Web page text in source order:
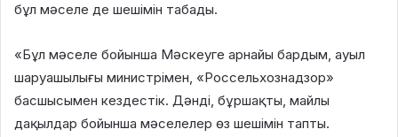
бұл мәселе де шешімін табады.
«Бұл мәселе бойынша Мәскеуге арнайы бардым, ауыл
шаруашылығы министрімен, «Россельхознадзор»
басшысымен кездестік. Дәнді, бұршақты, майлы
дақылдар бойынша мәселелер өз шешімін тапты.